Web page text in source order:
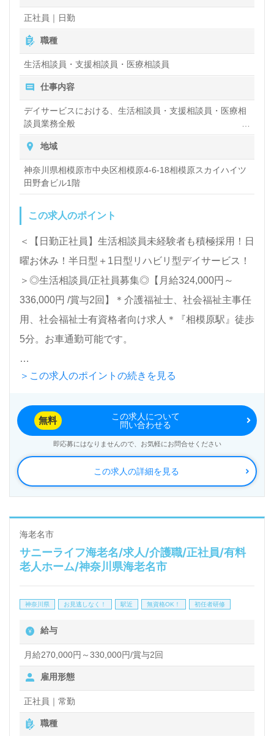
い』等の方も大歓迎です。こちらの求人は＜ハイクラ
ス/管理職専任紹介コンサルタント＞より詳細をご案
内します。お問い合わせも遠慮なくお願いします。
医療/福祉業界の正社員/パート求人探しは【ウィルオ
ブ介護】＊求人情報収集、将来的に検討の方も遠慮な
く＊
LINE、メール、お電話などご希望に応じてお問い合
わせ/ご相談可能です。転職相談、求人紹介、年収交
渉など完全無料サービスをご利用いただけます。＜非
公開求人も取扱いあり！＞"転職支援"のプロと一緒に
転職活動！お問い合わせお待ちしております。
正社員｜日勤
職種
生活相談員・支援相談員・医療相談員
仕事内容
デイサービスにおける、生活相談員・支援相談員・医療相
談員業務全般
利用者や患者さんの生活の相談や入居・入院などの相談な
ど
地域
神奈川県相模原市中央区相模原4-6-18相模原スカイハイツ
田野倉ビル1階
この求人のポイント
＜【日勤正社員】生活相談員未経験者も積極採用！日
曜お休み！半日型＋1日型リハビリ型デイサービス！
＞◎生活相談員/正社員募集◎【月給324,000円～
336,000円 /賞与2回】＊介護福祉士、社会福祉主事任
用、社会福祉士有資格者向け求人＊『相模原駅』徒歩
5分。お車通勤可能です。
ご利用定員：午前20名/午後20名『レッツ倶楽部相模
会社リライフ様の運営です。埼玉県、神奈川県を中心
にデイサービス、不動産賃貸事業を展開されていま
す。
◎自立支援型デイサービス『明るく！元気に！健康
に！』ご利用者様お一人おひとりに合った支援プログ
ラムでサポート！◎
医療ソーシャルワーカー（MSW）や生活相談員経験
のある方はもちろん、これから目指される方も幅広く
ん。マシントレーニング、認知症予防体操、個別機能
訓練他、豊富なカリキュラムでご利用者様の笑顔の毎
日をサポートされている事業所様です。『ご利用者様
やご家族様のお気持ちに寄り添った相談支援を行いた
い』『資格/経験を活かしたい、相談員として専門性
を高めたい』『転職でキャリアチェンジを実現した
い、施設形態や環境を変えて働きたい』等の方も大歓
＞この求人のポイントの続きを見る
この求人の詳細を見る
無料
この求人について
問い合わせる
即応募にはなりませんので、お気軽にお問合せください
海老名市
サニーライフ海老名/求人/介護職/正社員/有料
老人ホーム/神奈川県海老名市
神奈川県 お見逃しなく！ 駅近 無資格OK！ 初任者研修
給与
月給270,000円～330,000円/賞与2回
雇用形態
正社員｜常勤
職種